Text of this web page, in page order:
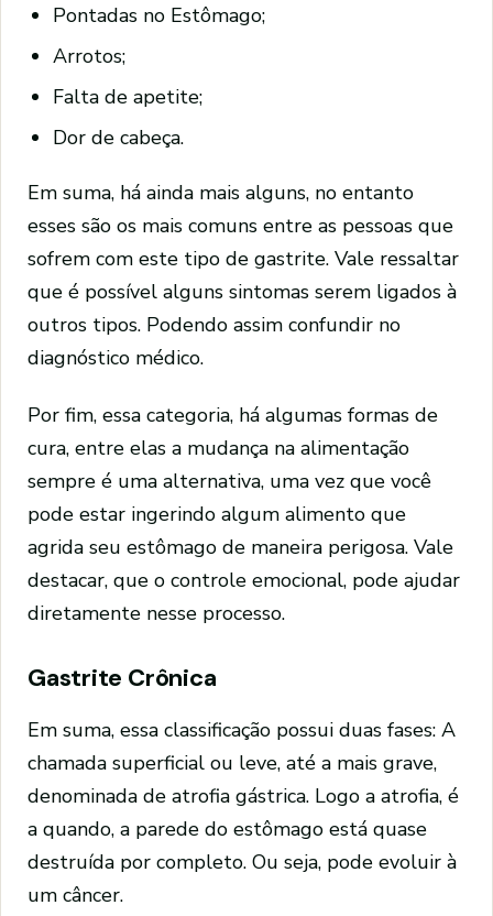
Pontadas no Estômago;
Arrotos;
Falta de apetite;
Dor de cabeça.
Em suma, há ainda mais alguns, no entanto
esses são os mais comuns entre as pessoas que
sofrem com este tipo de gastrite. Vale ressaltar
que é possível alguns sintomas serem ligados à
outros tipos. Podendo assim confundir no
diagnóstico médico.
Por fim, essa categoria, há algumas formas de
cura, entre elas a mudança na alimentação
sempre é uma alternativa, uma vez que você
pode estar ingerindo algum alimento que
agrida seu estômago de maneira perigosa. Vale
destacar, que o controle emocional, pode ajudar
diretamente nesse processo.
Gastrite Crônica
Em suma, essa classificação possui duas fases: A
chamada superficial ou leve, até a mais grave,
denominada de atrofia gástrica. Logo a atrofia, é
a quando, a parede do estômago está quase
destruída por completo. Ou seja, pode evoluir à
um câncer.